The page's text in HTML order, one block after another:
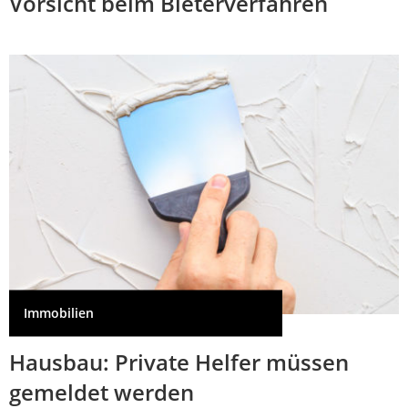
Immobilien
Hausbau: Private Helfer müssen
gemeldet werden